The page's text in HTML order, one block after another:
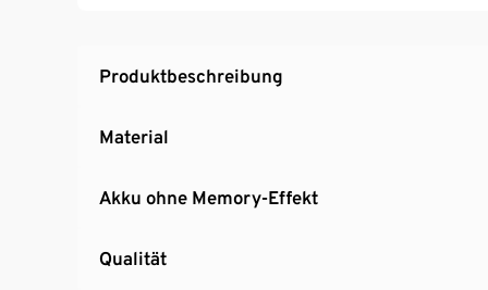
Produktbeschreibung
Material
Akku ohne Memory-Effekt
Qualität